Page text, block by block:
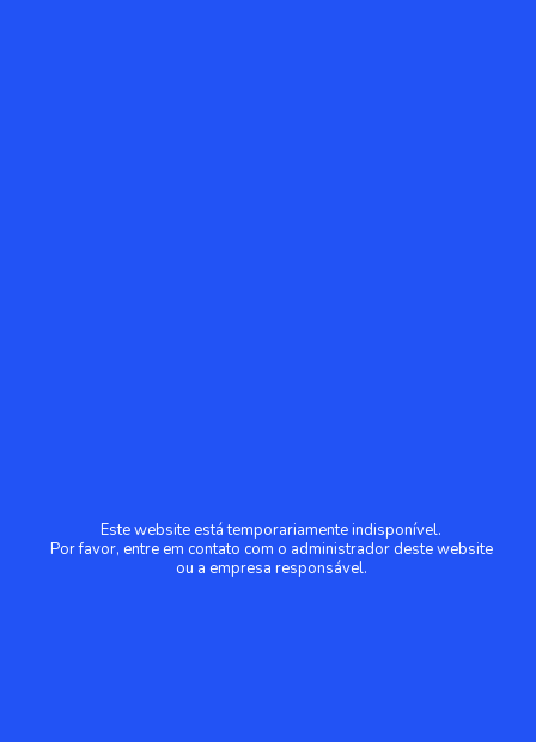
Este website está temporariamente indisponível.
Por favor, entre em contato com o administrador deste website
ou a empresa responsável.